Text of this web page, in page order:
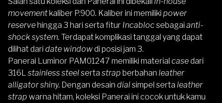
movementkaliber P.900. Kaliber ini memiliki power
reservehingga 3 hari serta fitur Incabloc sebagai anti-
shock system. Terdapat komplikasi tanggal yang dapat
dilihat dari date windowdi posisi jam 3.
Panerai Luminor PAM01247 memiliki material casedari
316L stainless steelserta strap berbahan leather
alligator shiny. Dengan desain dialsimpel serta leather
strap warna hitam, koleksi Panerai ini cocok untuk kamu